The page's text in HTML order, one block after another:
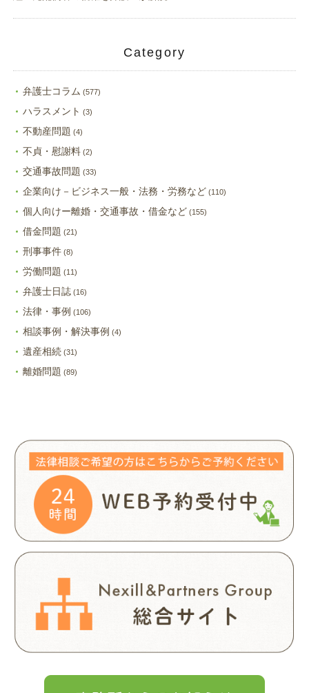
Category
弁護士コラム (577)
ハラスメント (3)
不動産問題 (4)
不貞・慰謝料(2)
交通事故問題 (33)
企業向け－ビジネス一般・法務・労務など(110)
個人向けー離婚・交通事故・借金など(155)
借金問題 (21)
刑事事件(8)
労働問題 (11)
弁護士日誌(16)
法律・事例 (106)
相談事例・解決事例 (4)
遺産相続(31)
離婚問題 (89)